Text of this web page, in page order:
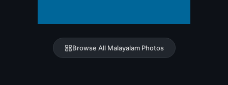
Browse All Malayalam Photos